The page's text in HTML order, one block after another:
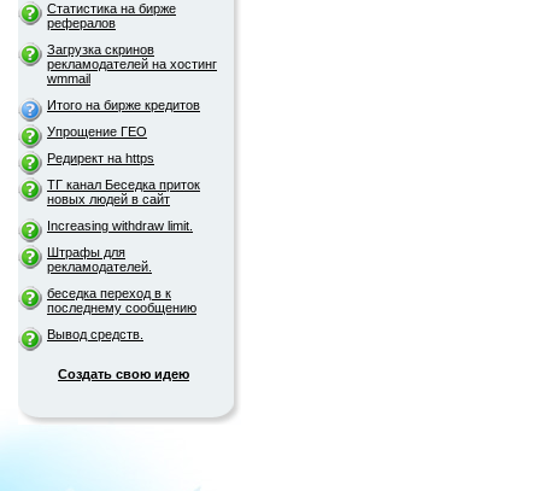
Статистика на бирже
рефералов
Загрузка скринов
рекламодателей на хостинг
wmmail
Итого на бирже кредитов
Упрощение ГЕО
Редирект на https
ТГ канал Беседка приток
новых людей в сайт
Increasing withdraw limit.
Штрафы для
рекламодателей.
беседка переход в к
последнему сообщению
Вывод средств.
Создать свою идею